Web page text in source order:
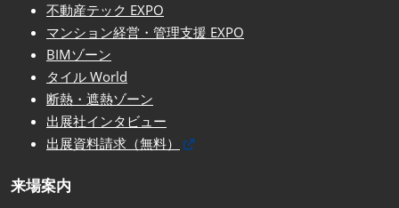
不動産テック EXPO
マンション経営・管理支援 EXPO
BIMゾーン
タイル World
断熱・遮熱ゾーン
出展社インタビュー
出展資料請求（無料）
来場案内